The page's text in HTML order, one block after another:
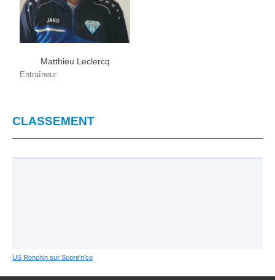
Matthieu Leclercq
Entraîneur
CLASSEMENT
US Ronchin sur Score'n'co